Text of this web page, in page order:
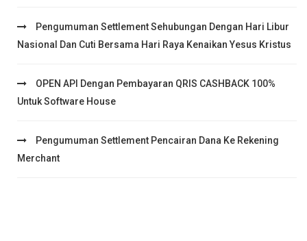
Pengumuman Settlement Sehubungan Dengan Hari Libur
Nasional Dan Cuti Bersama Hari Raya Kenaikan Yesus Kristus
OPEN API Dengan Pembayaran QRIS CASHBACK 100%
Untuk Software House
Pengumuman Settlement Pencairan Dana Ke Rekening
Merchant